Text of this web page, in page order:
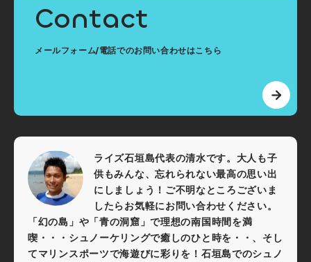
Contact
メールフォーム/電話でのお問い合わせはこちら
ライズ石垣島代表の清水です。大人も子
供もみんな、忘れられない最高の思い出
にしましょう！ご不明なところございま
したらお気軽にお問い合わせください。
「幻の島」や「青の洞窟」で理想の南国時間を満
喫・・・シュノーケリングで癒しのひと時を・・、そし
てマリンスポーツで海遊びに彩りを！石垣島でのシュノ